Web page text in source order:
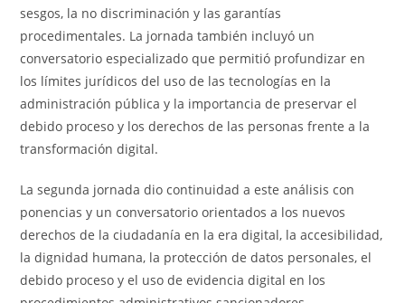
sesgos, la no discriminación y las garantías
procedimentales. La jornada también incluyó un
conversatorio especializado que permitió profundizar en
los límites jurídicos del uso de las tecnologías en la
administración pública y la importancia de preservar el
debido proceso y los derechos de las personas frente a la
transformación digital.
La segunda jornada dio continuidad a este análisis con
ponencias y un conversatorio orientados a los nuevos
derechos de la ciudadanía en la era digital, la accesibilidad,
la dignidad humana, la protección de datos personales, el
debido proceso y el uso de evidencia digital en los